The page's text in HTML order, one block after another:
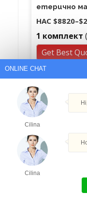
етерично
пълнител с
бутилка
НАС $8820–
1 комплект
Get Best
ONLINE CHAT
Cilina
Cilina